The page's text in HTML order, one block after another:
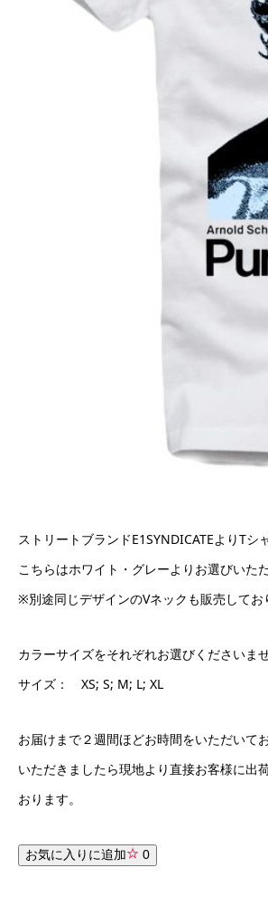
ストリートブランドE1SYNDICATEよりTシ
こちらはホワイト・グレーよりお選びいただ
※別途同じデザインのVネックも販売してお
カラーサイズをそれぞれお選びくださいませ
サイズ： XS; S; M; L; XL
お届けまで２週間ほどお時間をいただいて
いただきましたら現地より直接お客様に出
おります。
お気に入りに追加 0